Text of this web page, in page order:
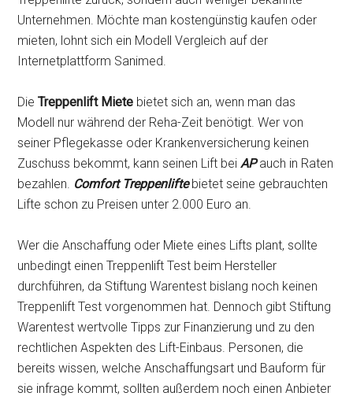
Unternehmen. Möchte man kostengünstig kaufen oder
mieten, lohnt sich ein Modell Vergleich auf der
Internetplattform Sanimed.
DieTreppenlift Miete bietet sich an, wenn man das
Modell nur während der Reha-Zeit benötigt. Wer von
seiner Pflegekasse oder Krankenversicherung keinen
Zuschuss bekommt, kann seinen Lift beiAP auch in Raten
bezahlen. Comfort Treppenliftebietet seine gebrauchten
Lifte schon zu Preisen unter 2.000 Euro an.
Wer die Anschaffung oder Miete eines Lifts plant, sollte
unbedingt einen Treppenlift Test beim Hersteller
durchführen, da Stiftung Warentest bislang noch keinen
Treppenlift Test vorgenommen hat. Dennoch gibt Stiftung
Warentest wertvolle Tipps zur Finanzierung und zu den
rechtlichen Aspekten des Lift-Einbaus. Personen, die
bereits wissen, welche Anschaffungsart und Bauform für
sie infrage kommt, sollten außerdem noch einen Anbieter